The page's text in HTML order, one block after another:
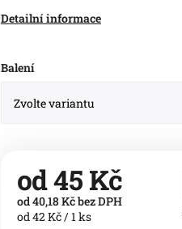
Detailní informace
Balení
od45 Kč
od40,18 Kčbez DPH
od 42 Kč / 1 ks